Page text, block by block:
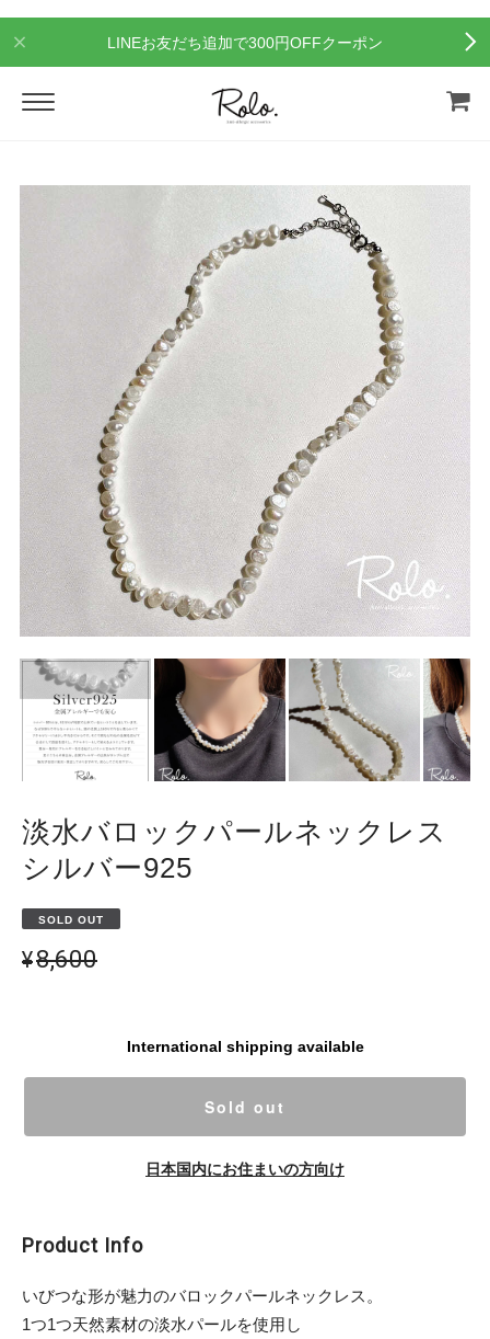
LINEお友だち追加で300円OFFクーポン
淡水バロックパールネックレス
シルバー925
SOLD OUT
¥8,600
International shipping available
Sold out
日本国内にお住まいの方向け
Product Info
いびつな形が魅力のバロックパールネックレス。
1つ1つ天然素材の淡水パールを使用し